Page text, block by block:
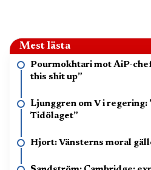
Mest lästa
Pourmokhtari mot AiP-
this shit up”
Ljunggren om V i regering:
Tidölaget”
Hjort: Vänsterns moral